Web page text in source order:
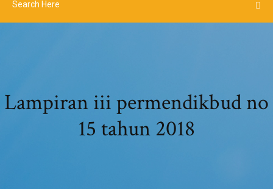
Lampiran iii permendikbud no
15 tahun 2018